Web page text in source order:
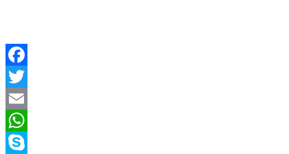
Facebook
Twitter
Email
WhatsApp